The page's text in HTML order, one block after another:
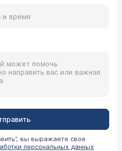
вы выражаете свое
персональных данных